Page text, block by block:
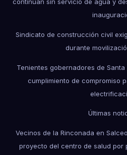
Sindicato de construcción civil
durante
Tenientes gobernadores de
cumplimiento de compromiso
Últimas
Vecinos de la Rinconada en
proyecto del centro de salud por